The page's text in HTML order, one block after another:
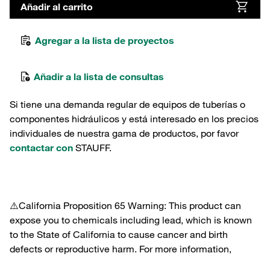
Añadir al carrito
Agregar a la lista de proyectos
Añadir a la lista de consultas
Si tiene una demanda regular de equipos de tuberías o
componentes hidráulicos y está interesado en los precios
individuales de nuestra gama de productos, por favor
contactar con STAUFF.
⚠️California Proposition 65 Warning: This product can
expose you to chemicals including lead, which is known
to the State of California to cause cancer and birth
defects or reproductive harm. For more information,